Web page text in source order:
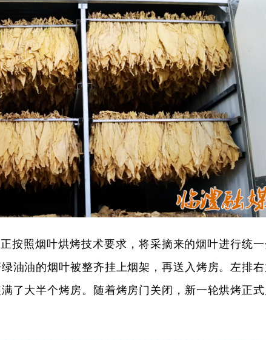
按照烟叶烘烤技术要求，将采摘来的烟叶进行统
油油的烟叶被整齐挂上烟架，再送入烤房。左排
了大半个烤房。随着烤房门关闭，新一轮烘烤正